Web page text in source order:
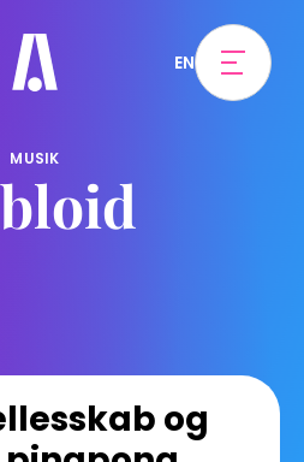
EN
MUSIK
og